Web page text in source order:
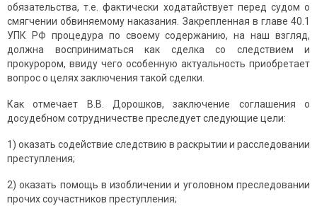
обязательства, т.е. фактически ходатайствует перед судом о
смягчении обвиняемому наказания. Закрепленная в главе 40.1
УПК РФ процедура по своему содержанию, на наш взгляд,
должна восприниматься как сделка со следствием и
прокурором, ввиду чего особенную актуальность приобретает
вопрос о целях заключения такой сделки.
Как отмечает В.В. Дорошков, заключение соглашения о
досудебном сотрудничестве преследует следующие цели:
1) оказать содействие следствию в раскрытии и расследовании
преступления;
2) оказать помощь в изобличении и уголовном преследовании
прочих соучастников преступления;